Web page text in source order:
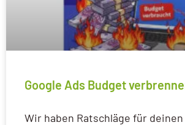
Google Ads Budget
Wir haben Ratschläge für